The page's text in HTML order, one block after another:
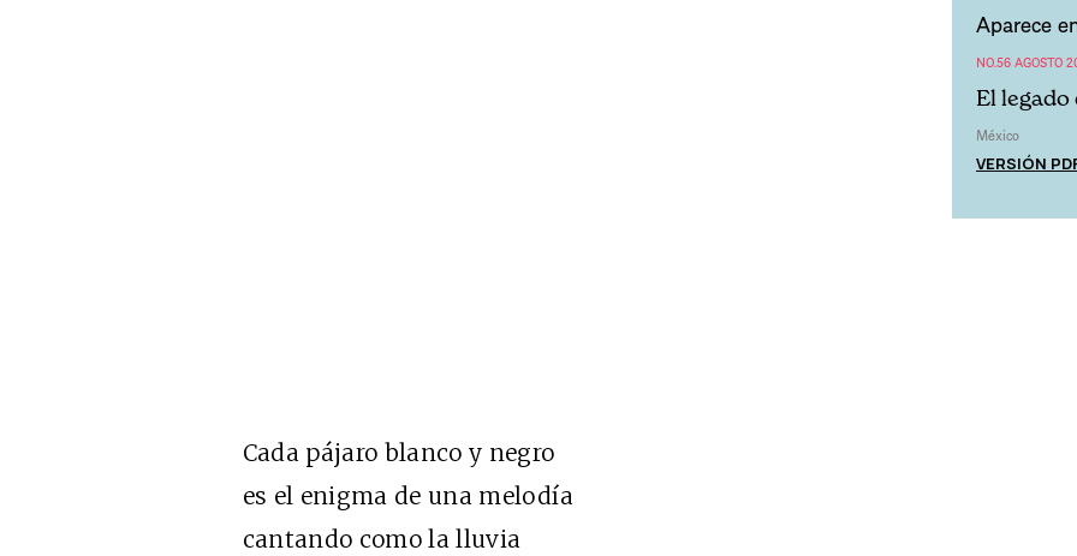
Cada pájaro blanco y negro
es el enigma de una melodía
cantando como la lluvia
Aparece
NO.56 AGOSTO
El
México
VERSIÓN